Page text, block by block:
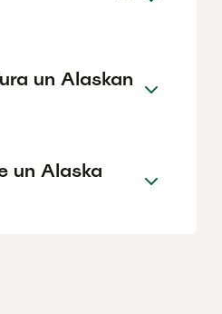
un Alaskan
un Alaska